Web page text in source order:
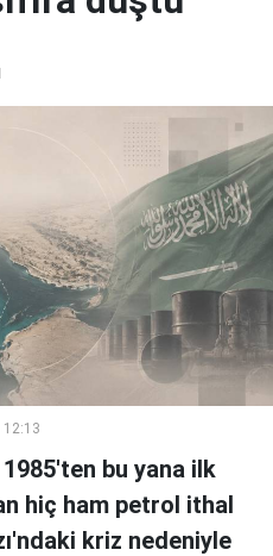
bu yana ilk
hiç ham petrol ithal
kriz nedeniyle